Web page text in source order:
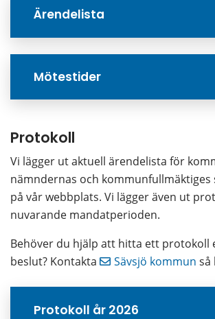
Ärendelista
Mötestider
Protokoll
Vi lägger ut aktuell ärendelista för
nämndernas och
på vår webbplats. Vi lägger även ut
nuvarande mandatperioden.
Behöver du hjälp att hitta ett protokoll
beslut? Kontakta
Sävsjö kommun så
Protokoll år 2026